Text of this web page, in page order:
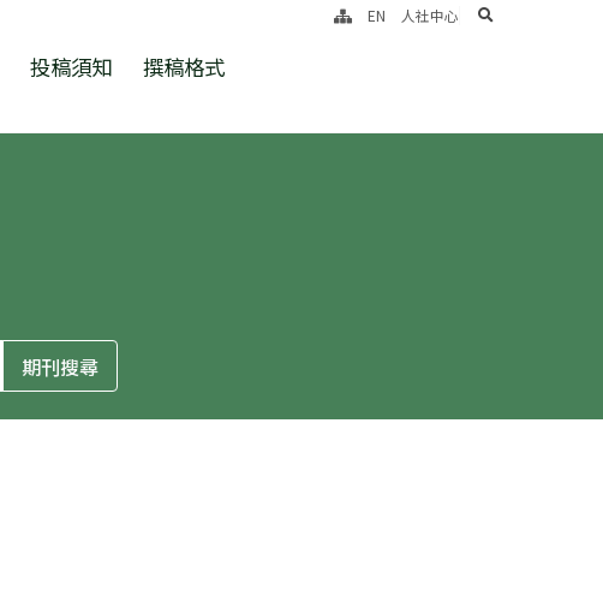
投稿須知 撰稿格式
EN 人社中心 search